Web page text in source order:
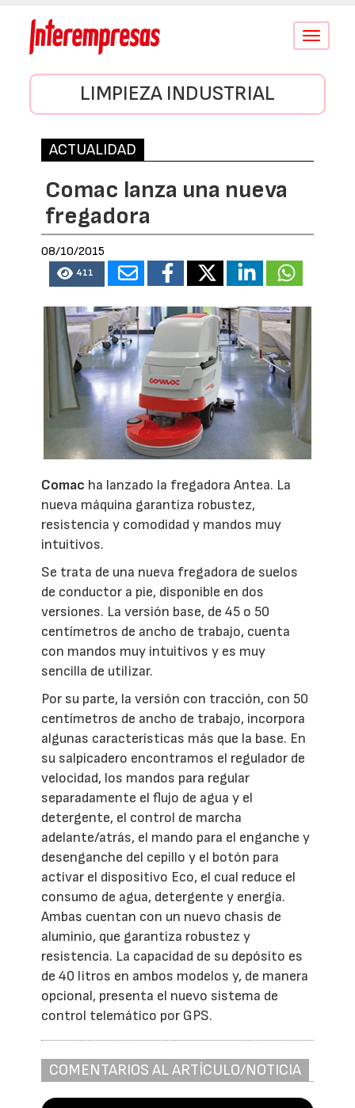
Conmutar
LIMPIEZA INDUSTRIAL
ACTUALIDAD
Comac lanza una nueva
fregadora
08/10/2015
411
Comac ha lanzado la fregadora Antea. La
nueva máquina garantiza robustez,
resistencia y comodidad y mandos muy
intuitivos.
Se trata de una nueva fregadora de suelos
de conductor a pie, disponible en dos
versiones. La versión base, de 45 o 50
centímetros de ancho de trabajo, cuenta
con mandos muy intuitivos y es muy
sencilla de utilizar.
Por su parte, la versión con tracción, con 50
centímetros de ancho de trabajo, incorpora
algunas características más que la base. En
su salpicadero encontramos el regulador de
velocidad, los mandos para regular
separadamente el flujo de agua y el
detergente, el control de marcha
adelante/atrás, el mando para el enganche y
desenganche del cepillo y el botón para
activar el dispositivo Eco, el cual reduce el
consumo de agua, detergente y energía.
Ambas cuentan con un nuevo chasis de
aluminio, que garantiza robustez y
resistencia. La capacidad de su depósito es
de 40 litros en ambos modelos y, de manera
opcional, presenta el nuevo sistema de
control telemático por GPS.
COMENTARIOS AL ARTÍCULO/NOTICIA